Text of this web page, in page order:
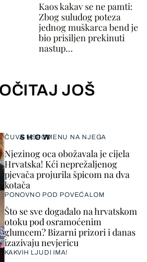
Kaos kakav se ne pamti:
Zbog suludog poteza
jednog muškarca bend je
bio prisiljen prekinuti
nastup...
JOŠ
SHOW
ČUVA USPOMENU NA NJEGA
Njezinog oca obožavala je cijela
Hrvatska! Kći neprežaljenog
pjevača projurila špicom na dva
kotača
PONOVNO POD POVEĆALOM
Što se sve događalo na hrvatskom
otoku pod osramoćenim
glumcem? Bizarni prizori i danas
izazivaju nevjericu
KAKVIH LJUDI IMA!